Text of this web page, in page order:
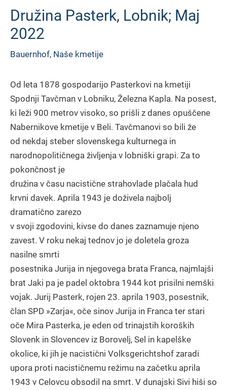
Družina Pasterk, Lobnik; Maj
2022
Bauernhof, Naše kmetije
Od leta 1878 gospodarijo Pasterkovi na kmetiji
Spodnji Tavčman v Lobniku, Železna Kapla. Na posest,
ki leži 900 metrov visoko, so prišli z danes opuščene
Nabernikove kmetije v Beli. Tavčmanovi so bili že
od nekdaj steber slovenskega kulturnega in
narodnopolitičnega življenja v lobniški grapi. Za to
pokončnost je
družina v času nacistične strahovlade plačala hud
krvni davek. Aprila 1943 je doživela najbolj
dramatično zarezo
v svoji zgodovini, kivse do danes zaznamuje njeno
zavest. V roku nekaj tednov jo je doletela groza
nasilne smrti
posestnika Jurija in njegovega brata Franca, najmlajši
brat Jaki pa je padel oktobra 1944 kot prisilni nemški
vojak. Jurij Pasterk, rojen 23. aprila 1903, posestnik,
član SPD »Zarja«, oče sinov Jurija in Franca ter stari
oče Mira Pasterka, je eden od trinajstih koroških
Slovenk in Slovencev iz Borovelj, Sel in kapelške
okolice, ki jih je nacistični Volksgerichtshof zaradi
upora proti nacističnemu režimu na začetku aprila
1943 v Celovcu obsodil na smrt. V dunajski Sivi hiši so